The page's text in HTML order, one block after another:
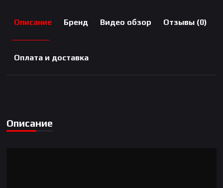
Описание Бренд Видео обзор Отзывы (0)
Оплата и доставка
Описание